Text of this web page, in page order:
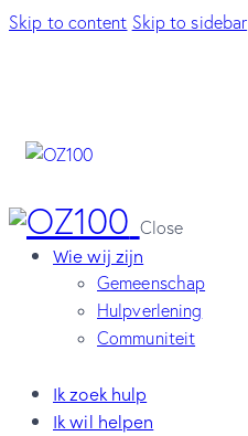
Skip to content Skip to sidebar
Close
Wie wij zijn
Gemeenschap
Hulpverlening
Communiteit
Ik zoek hulp
Ik wil helpen